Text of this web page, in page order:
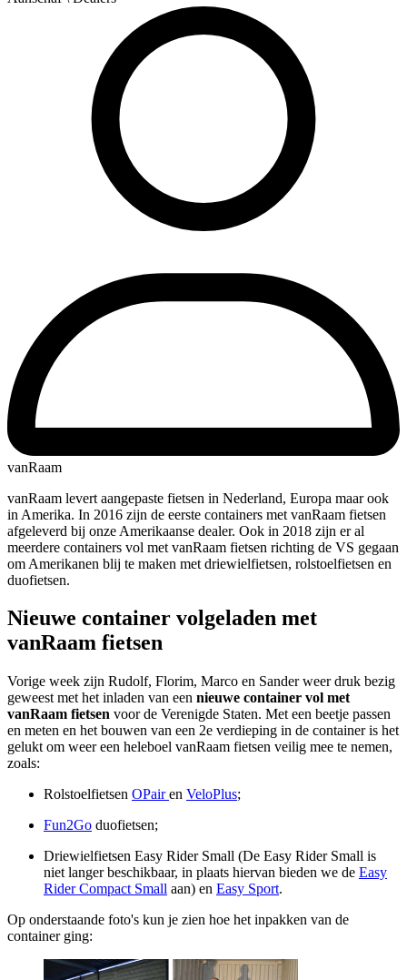
vanRaam
vanRaam levert aangepaste fietsen in Nederland, Europa maar ook
in Amerika. In 2016 zijn de eerste containers met vanRaam fietsen
afgeleverd bij onze Amerikaanse dealer. Ook in 2018 zijn er al
meerdere containers vol met vanRaam fietsen richting de VS gegaan
om Amerikanen blij te maken met driewielfietsen, rolstoelfietsen en
duofietsen.
Nieuwe container volgeladen met
vanRaam fietsen
Vorige week zijn Rudolf, Florim, Marco en Sander weer druk bezig
geweest met het inladen van een nieuwe container vol met
vanRaam fietsen voor de Verenigde Staten. Met een beetje passen
en meten en het bouwen van een 2e verdieping in de container is het
gelukt om weer een heleboel vanRaam fietsen veilig mee te nemen,
zoals:
Rolstoelfietsen OPairen VeloPlus;
Fun2Go duofietsen;
Driewielfietsen Easy Rider Small (De Easy Rider Small is
niet langer beschikbaar, in plaats hiervan bieden we de Easy
Rider Compact Small aan) en Easy Sport.
Op onderstaande foto's kun je zien hoe het inpakken van de
container ging: